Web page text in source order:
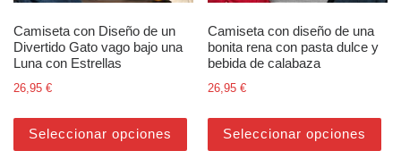
Camiseta con Diseño de un
Divertido Gato vago bajo una
Luna con Estrellas
26,95 €
Seleccionar opciones
Camiseta con diseño de una
bonita rena con pasta dulce y
bebida de calabaza
26,95€
Seleccionar opciones